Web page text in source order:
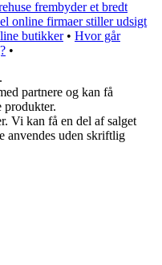
frembyder et bredt
online firmaer stiller udsigt
butikker• Hvor går
•
partnere og kan få
produkter.
Vi kan få en del af salget
anvendes uden skriftlig